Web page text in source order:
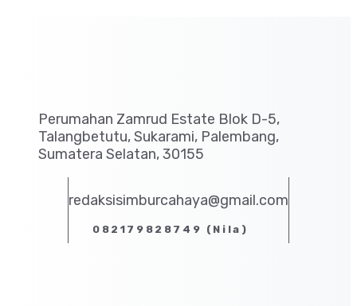
Perumahan Zamrud Estate Blok D-5,
Talangbetutu, Sukarami, Palembang,
Sumatera Selatan, 30155
redaksisimburcahaya@gmail.com
082179828749 (Nila)